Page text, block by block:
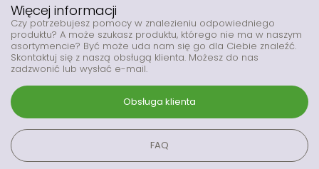
Więcej informacji
Czy potrzebujesz pomocy w znalezieniu odpowiedniego
produktu? A może szukasz produktu, którego nie ma w naszym
asortymencie? Być może uda nam się go dla Ciebie znaleźć.
Skontaktuj się z naszą obsługą klienta. Możesz do nas
zadzwonić lub wysłać e-mail.
Obsługa klienta
FAQ